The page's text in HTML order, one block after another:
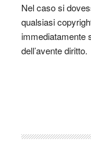
Nel caso si
qualsiasi
immediatamente
dell’avente diritto.